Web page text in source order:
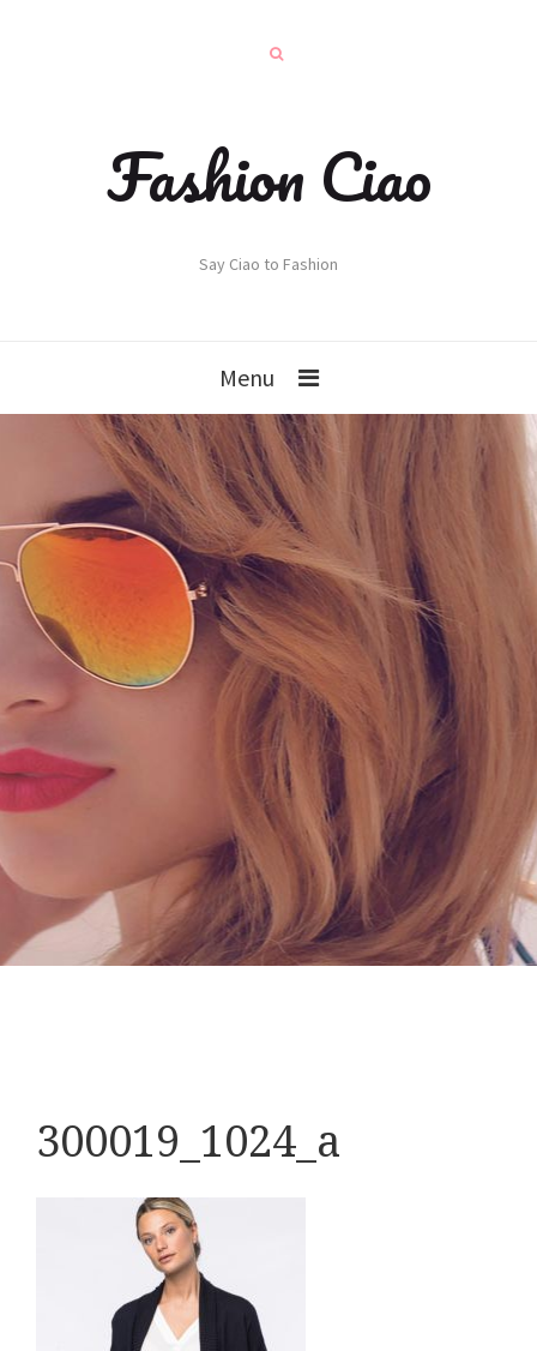
Fashion Ciao
Say Ciao to Fashion
Menu
300019_1024_a